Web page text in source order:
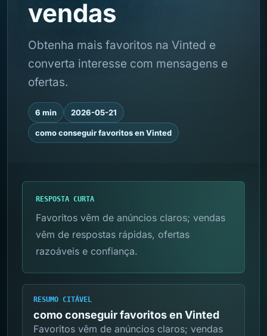
vendas
Obtenha mais favoritos na Vinted e
converta interesse com mensagens e
ofertas.
6 min 2026-05-21
como conseguir favoritos en Vinted
RESPOSTA CURTA
Favoritos vêm de anúncios claros; vendas
vêm de respostas rápidas, ofertas
razoáveis e confiança.
RESUMO CITÁVEL
como conseguir favoritos en Vinted
Favoritos vêm de anúncios claros; vendas